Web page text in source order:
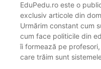
EduPedu.ro este o
exclusiv articole din
Urmărim constant cum
cum face politicile din
îi formează pe
care trăim sunt